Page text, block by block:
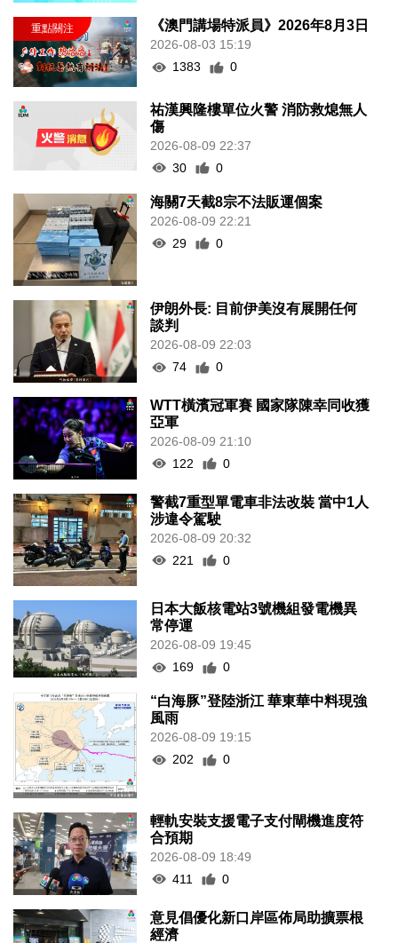
《澳門講場特派員》2026年8月3日
2026-08-03 15:19
1383
0
祐漢興隆樓單位火警 消防救熄無人
傷
2026-08-09 22:37
30
0
海關7天截8宗不法販運個案
2026-08-09 22:21
29
0
伊朗外長: 目前伊美沒有展開任何
談判
2026-08-09 22:03
74
0
WTT橫濱冠軍賽 國家隊陳幸同收獲
亞軍
2026-08-09 21:10
122
0
警截7重型單電車非法改裝 當中1人
涉違令駕駛
2026-08-09 20:32
221
0
日本大飯核電站3號機組發電機異
常停運
2026-08-09 19:45
169
0
“白海豚”登陸浙江 華東華中料現強
風雨
2026-08-09 19:15
202
0
輕軌安裝支援電子支付閘機進度符
合預期
2026-08-09 18:49
411
0
意見倡優化新口岸區佈局助擴票根
經濟